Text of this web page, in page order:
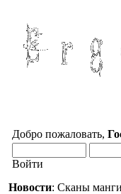
Добро пожаловать,
Войти
Новости: Сканы